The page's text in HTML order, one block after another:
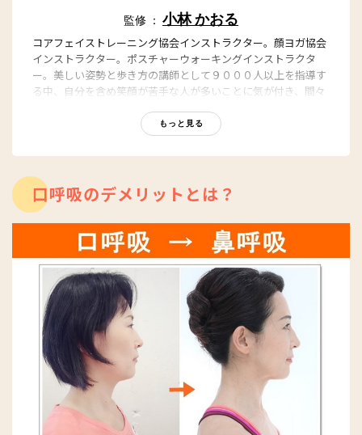
監修 ： 小林 かおる
コアフェイストレーニング協会インストラクター。顔ヨガ協会
インストラクター。ポスチャーウォーキングインストラクタ
ー。美しい姿勢と歩き方の講師として９０００人以上を指導す
る中、自分を含め笑顔が苦手な人が多いことに気が付き、間々
顔トレのよさは自ら実証済みで、写真からも一目瞭然。「１回
で変わる」「結果の出るレッスン」に定評がある
https://kaoru-studio.com/
もっと見る
口呼吸のデメリットとは？